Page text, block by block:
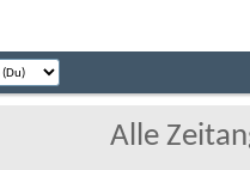
Alle